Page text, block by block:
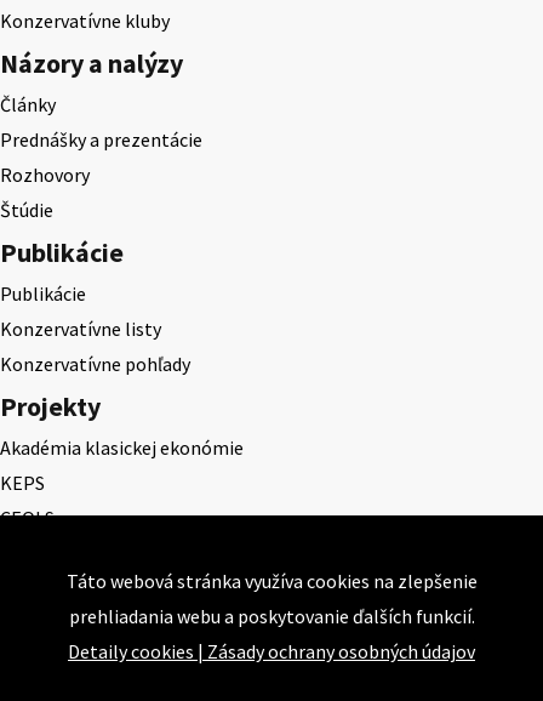
Konzervatívne kluby
Názory a nalýzy
Články
Prednášky a prezentácie
Rozhovory
Štúdie
Publikácie
Publikácie
Konzervatívne listy
Konzervatívne pohľady
Projekty
Akadémia klasickej ekonómie
KEPS
CEQLS
Cena Ernesta Valka
Študentská esej
Deň daňového odbremenenia
Táto webová stránka využíva cookies na zlepšenie
prehliadania webu a poskytovanie ďalších funkcií.
Detaily cookies | Zásady ochrany osobných údajov